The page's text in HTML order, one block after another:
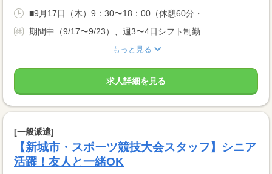
■9月17日（木）9：30〜18：00（休憩60分・...
期間中（9/17〜9/23）、週3〜4日シフト制勤...
もっと見る
求人詳細を見る
[一般派遣]
【新城市・スポーツ競技大会スタッフ】シニア
活躍！友人と一緒OK